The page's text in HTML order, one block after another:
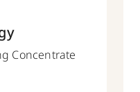
Concentrate